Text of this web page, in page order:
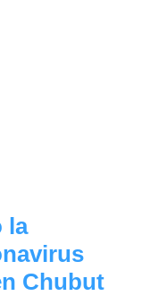
la
Chubut